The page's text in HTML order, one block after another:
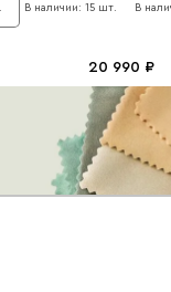
В наличии: 15 шт. В
20 990